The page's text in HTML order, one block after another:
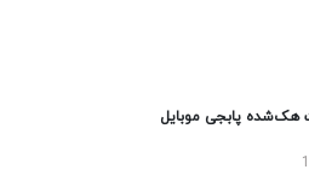
هک‌شده پابجی موبایل